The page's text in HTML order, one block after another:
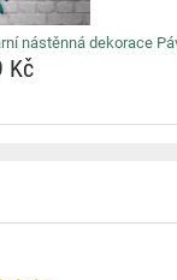
nástěnná dekorace
Kč